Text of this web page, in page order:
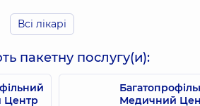
13
Рентгенолог,
Всі лікарі
пакетну послугу(и):
Центр
Медичний